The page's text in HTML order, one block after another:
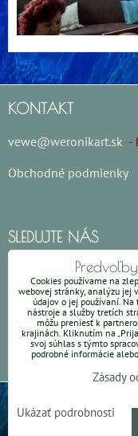
KONTAKT
vewe@weronikart.sk -
Obchodné podmienky
SLEDUJTE NÁS
Cookies používame na
webovej stránky, analýzu jej
údajov o jej používaní.
nástroje a služby tretích
môžu preniesť k
krajinách. Kliknutím na
svoj súhlas s týmto
podrobné informácie
Zásady
Ukázať podrobnosti